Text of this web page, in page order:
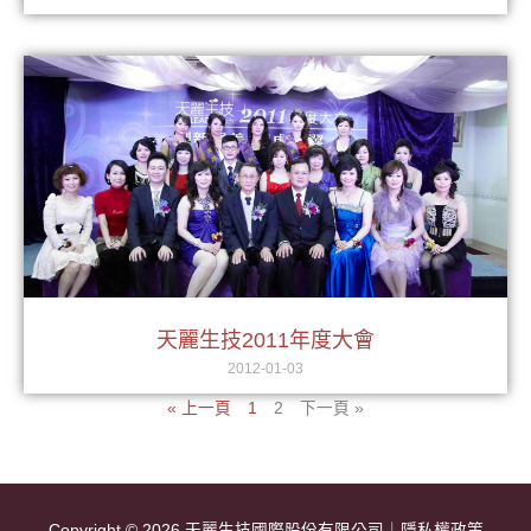
天麗生技2011年度大會
2012-01-03
« 上一頁 1 2 下一頁 »